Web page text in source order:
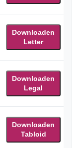
Downloaden
Letter
Downloaden
Legal
Downloaden
Tabloid